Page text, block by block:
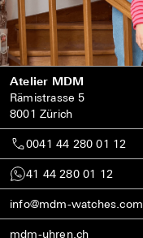
Atelier MDM
Rämistrasse 5
8001 Zürich
0041 44 280 01 12
41 44 280 01 12
info@mdm-watches.com
mdm-uhren.ch